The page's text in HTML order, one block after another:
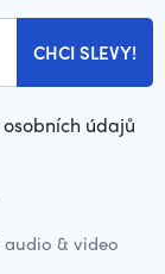
CHCI SLEVY!
údajů
& video